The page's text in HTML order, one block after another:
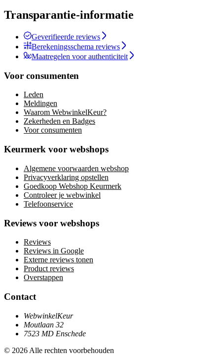
Transparantie-informatie
Geverifieerde reviews
Berekeningsschema reviews
Maatregelen voor authenticiteit
Voor consumenten
Leden
Meldingen
Waarom WebwinkelKeur?
Zekerheden en Badges
Voor consumenten
Keurmerk voor webshops
Algemene voorwaarden webshop
Privacyverklaring opstellen
Goedkoop Webshop Keurmerk
Controleer je webwinkel
Telefoonservice
Reviews voor webshops
Reviews
Reviews in Google
Externe reviews tonen
Product reviews
Overstappen
Contact
WebwinkelKeur
Moutlaan 32
7523 MD Enschede
© 2026 Alle rechten voorbehouden